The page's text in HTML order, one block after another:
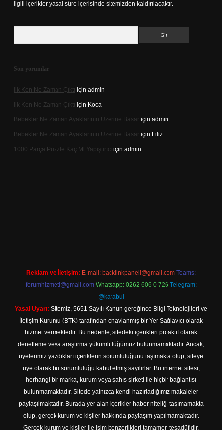
ilgili içerikler yasal süre içerisinde sitemizden kaldırılacaktır.
Son yorumlar
Ilk Ken Ne Zaman Çıktı için admin
Ilk Ken Ne Zaman Çıktı için Koca
Bebekler Ne Zaman Ayaklarının Üzerine Basar için admin
Bebekler Ne Zaman Ayaklarının Üzerine Basar için Filiz
1000 Parça Puzzle Kaç Ml Yapıştırıcı için admin
Reklam ve İletişim: E-mail: backlinkpaneli@gmail.com Teams:
forumhizmeti@gmail.com Whatsapp: 0262 606 0 726 Telegram:
@karabul
Yasal Uyarı: Sitemiz, 5651 Sayılı Kanun gereğince Bilgi Teknolojileri ve
İletişim Kurumu (BTK) tarafından onaylanmış bir Yer Sağlayıcı olarak
hizmet vermektedir. Bu nedenle, sitedeki içerikleri proaktif olarak
denetleme veya araştırma yükümlülüğümüz bulunmamaktadır. Ancak,
üyelerimiz yazdıkları içeriklerin sorumluluğunu taşımakta olup, siteye
üye olarak bu sorumluluğu kabul etmiş sayılırlar. Bu internet sitesi,
herhangi bir marka, kurum veya şahıs şirketi ile hiçbir bağlantısı
bulunmamaktadır. Sitede yalnızca kendi hazırladığımız makaleler
paylaşılmaktadır. Burada yer alan içerikler haber niteliği taşımamakta
olup, gerçek kurum ve kişiler hakkında paylaşım yapılmamaktadır.
Gerçek kurum ve kişiler ile isim benzerlikleri tamamen tesadüfidir.